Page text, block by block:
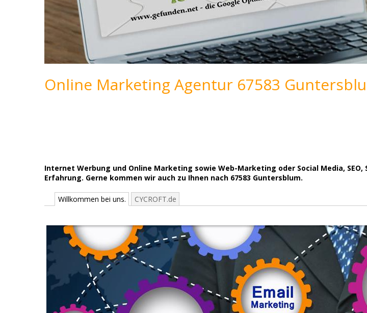
Online Marketing Agentur 67583
Internet Werbung und Online Marketing sowie Web-Marketing oder Social Media, SEO,
Erfahrung. Gerne kommen wir auch zu Ihnen nach 67583 Guntersblum.
Willkommen bei uns. CYCROFT.de